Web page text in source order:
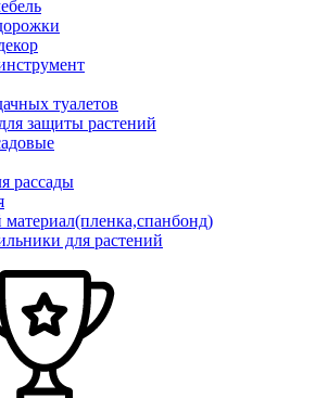
туалетов
защиты растений
рассады
для растений